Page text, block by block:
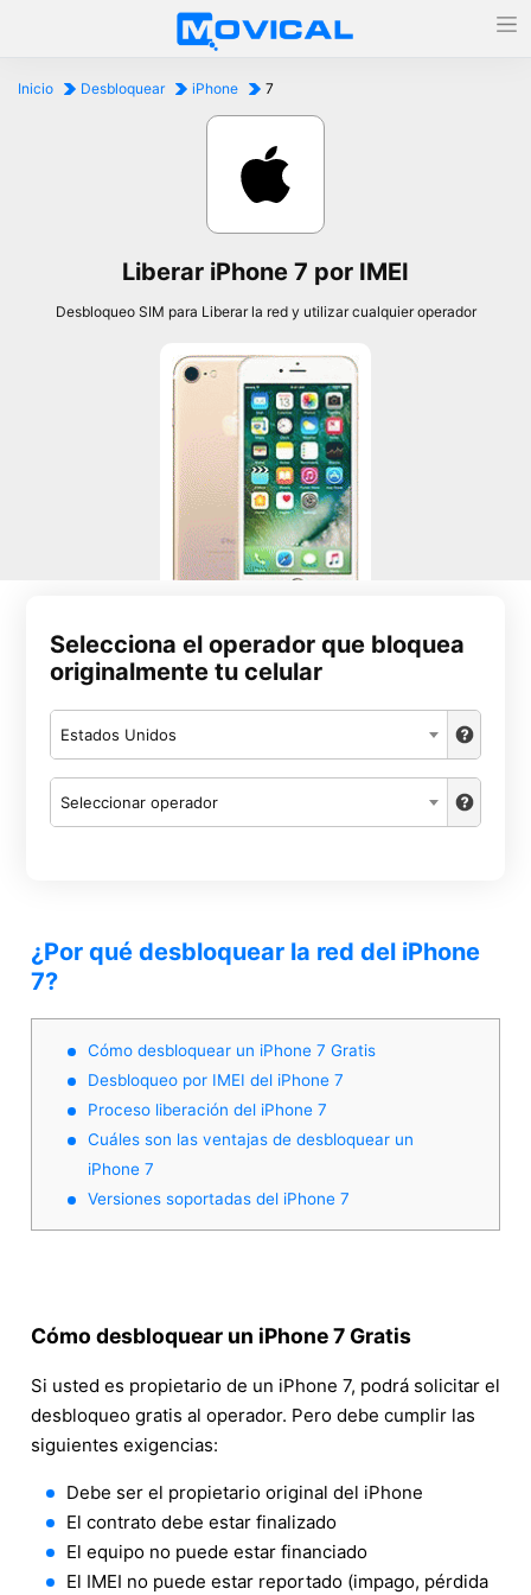
Inicio Desbloquear iPhone 7
Liberar iPhone 7 por IMEI
Desbloqueo SIM para Liberar la red y utilizar cualquier operador
Selecciona el operador que bloquea
originalmente tu celular
Estados Unidos
Seleccionar operador
¿Por qué desbloquear la red del iPhone
7?
Cómo desbloquear un iPhone 7 Gratis
Desbloqueo por IMEI del iPhone 7
Proceso liberación del iPhone 7
Cuáles son las ventajas de desbloquear un
iPhone 7
Versiones soportadas del iPhone 7
Cómo desbloquear un iPhone 7 Gratis
Si usted es propietario de un iPhone 7, podrá solicitar el
desbloqueo gratis al operador. Pero debe cumplir las
siguientes exigencias:
Debe ser el propietario original del iPhone
El contrato debe estar finalizado
El equipo no puede estar financiado
El IMEI no puede estar reportado (impago, pérdida